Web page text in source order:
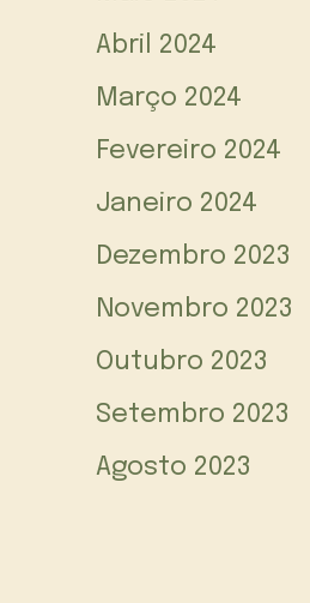
Abril 2024
Março 2024
Fevereiro 2024
Janeiro 2024
Dezembro 2023
Novembro 2023
Outubro 2023
Setembro 2023
Agosto 2023